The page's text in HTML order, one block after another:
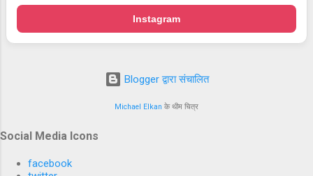
Instagram
Blogger द्वारा संचालित
Michael Elkan के थीम चित्र
Social Media Icons
facebook